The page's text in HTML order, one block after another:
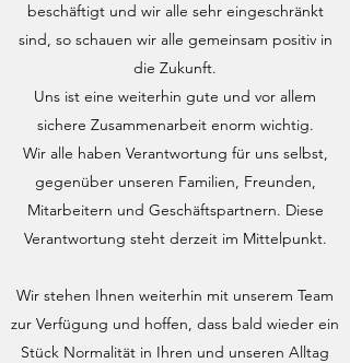
beschäftigt und wir alle sehr eingeschränkt
sind, so schauen wir alle gemeinsam positiv in
die Zukunft.
Uns ist eine weiterhin gute und vor allem
sichere Zusammenarbeit enorm wichtig.
Wir alle haben Verantwortung für uns selbst,
gegenüber unseren Familien, Freunden,
Mitarbeitern und Geschäftspartnern. Diese
Verantwortung steht derzeit im Mittelpunkt.
Wir stehen Ihnen weiterhin mit unserem Team
zur Verfügung und hoffen, dass bald wieder ein
Stück Normalität in Ihren und unseren Alltag